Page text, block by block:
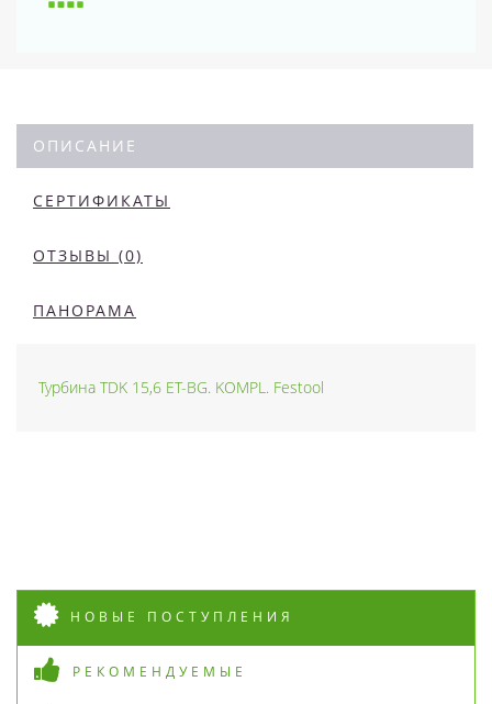
ОПИСАНИЕ
СЕРТИФИКАТЫ
ОТЗЫВЫ (0)
ПАНОРАМА
Турбина TDK 15,6 ET-BG. KOMPL. Festool
НОВЫЕ ПОСТУПЛЕНИЯ
РЕКОМЕНДУЕМЫЕ